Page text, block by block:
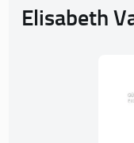
Elisabeth